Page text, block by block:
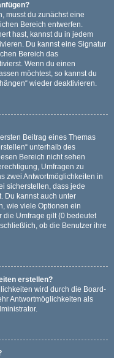
musst du zunächst eine
Bereich entwerfen.
hast, kannst du in jedem
Du kannst eine Signatur
Bereich das
Wenn du einen
möchtest, so kannst du
wieder deaktivieren.
Beitrag eines Themas
unterhalb des
Bereich nicht sehen
Umfragen zu
zwei Antwortmöglichkeiten in
sicherstellen, dass jede
Du kannst auch unter
wie viele Optionen ein
die Umfrage gilt (0 bedeutet
ob die Benutzer ihre
erstellen?
wird durch die Board-
Antwortmöglichkeiten als